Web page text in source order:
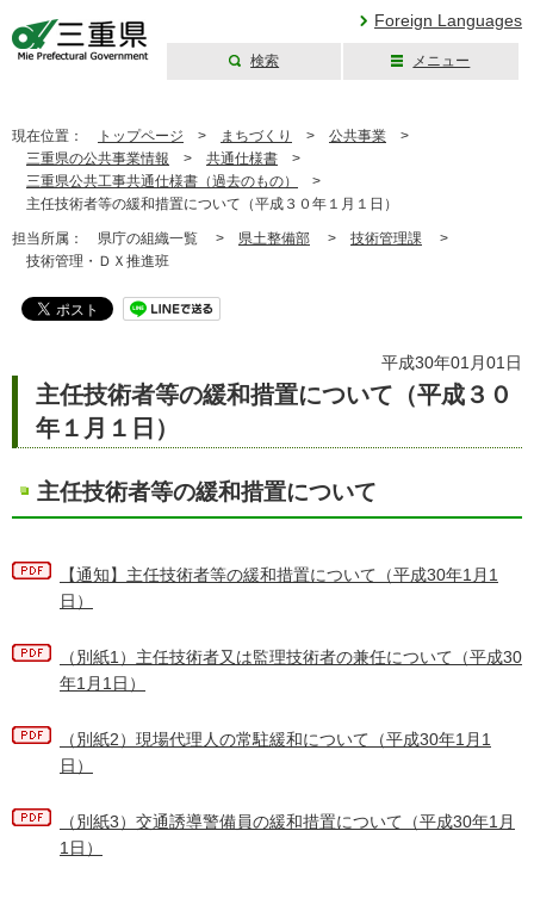
Foreign Languages
検索 メニュー
現在位置： トップページ > まちづくり > 公共事業 >
三重県の公共事業情報 > 共通仕様書 >
三重県公共工事共通仕様書（過去のもの）
>
主任技術者等の緩和措置について（平成３０年１月１日）
担当所属： 県庁の組織一覧 > 県土整備部 > 技術管理課 >
技術管理・ＤＸ推進班
平成30年01月01日
主任技術者等の緩和措置について（平成３０
年１月１日）
主任技術者等の緩和措置について
【通知】主任技術者等の緩和措置について（平成30年1月1
日）
（別紙1）主任技術者又は監理技術者の兼任について（平成30
年1月1日）
（別紙2）現場代理人の常駐緩和について（平成30年1月1
日）
（別紙3）交通誘導警備員の緩和措置について（平成30年1月
1日）